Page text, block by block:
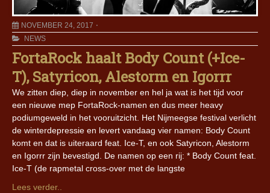
NOVEMBER 24, 2017
NEWS
FortaRock haalt Body Count (+Ice-
T), Satyricon, Alestorm en Igorrr
We zitten diep, diep in november en hel ja wat is het tijd voor
een nieuwe mep FortaRock-namen en dus meer heavy
podiumgeweld in het vooruitzicht. Het Nijmeegse festival verlicht
de winterdepressie en levert vandaag vier namen: Body Count
komt en dat is uiteraard feat. Ice-T, en ook Satyricon, Alestorm
en Igorrr zijn bevestigd. De namen op een rij: * Body Count feat.
Ice-T (de rapmetal cross-over met de langste
Lees verder..